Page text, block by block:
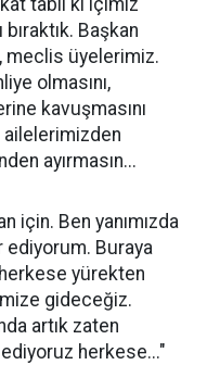
tabii ki içimiz
bıraktık. Başkan
meclis üyelerimiz.
olmasını,
kavuşmasını
ayırmasın...
için. Ben yanımızda
Buraya
yürekten
gideceğiz.
artık zaten
herkese..."